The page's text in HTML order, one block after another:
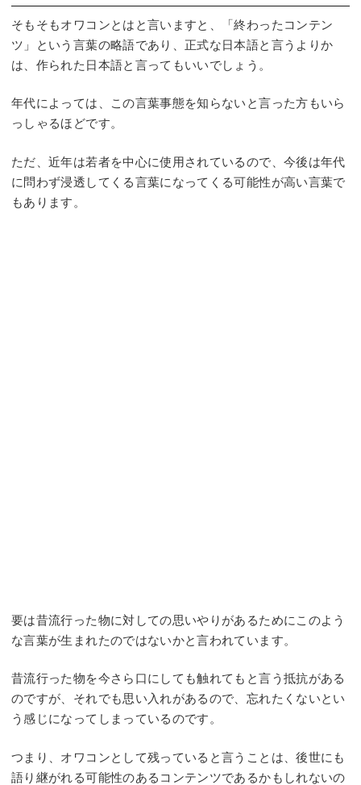
そもそもオワコンとはと言いますと、「終わったコンテン
ツ」という言葉の略語であり、正式な日本語と言うよりか
は、作られた日本語と言ってもいいでしょう。
年代によっては、この言葉事態を知らないと言った方もいら
っしゃるほどです。
ただ、近年は若者を中心に使用されているので、今後は年代
に問わず浸透してくる言葉になってくる可能性が高い言葉で
もあります。
要は昔流行った物に対しての思いやりがあるためにこのよう
な言葉が生まれたのではないかと言われています。
昔流行った物を今さら口にしても触れてもと言う抵抗がある
のですが、それでも思い入れがあるので、忘れたくないとい
う感じになってしまっているのです。
つまり、オワコンとして残っていると言うことは、後世にも
語り継がれる可能性のあるコンテンツであるかもしれないの